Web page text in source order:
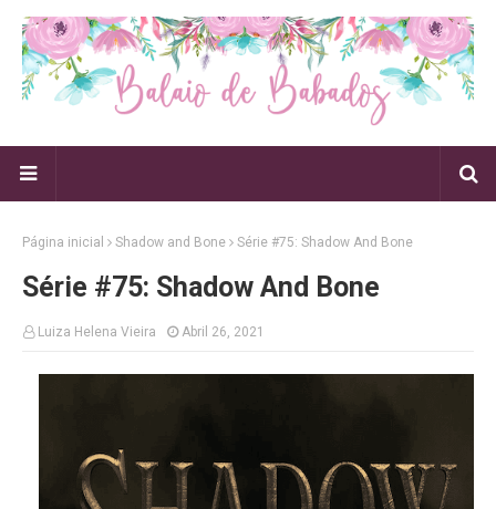
Página inicial Shadow and Bone Série #75: Shadow And Bone
Série #75: Shadow And Bone
Luiza Helena Vieira Abril 26, 2021